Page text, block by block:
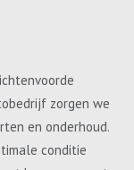
zorgen we
en onderhoud.
conditie